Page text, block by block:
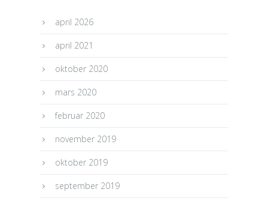
april 2026
april 2021
oktober 2020
mars 2020
februar 2020
november 2019
oktober 2019
september 2019